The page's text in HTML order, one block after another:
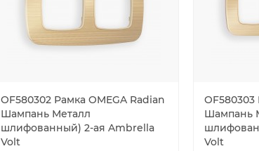
OF580302 Рамка OMEGA Radian
Шампань Металл
шлифованный) 2-ая Ambrella
Volt
OF580303
Шампань
Volt